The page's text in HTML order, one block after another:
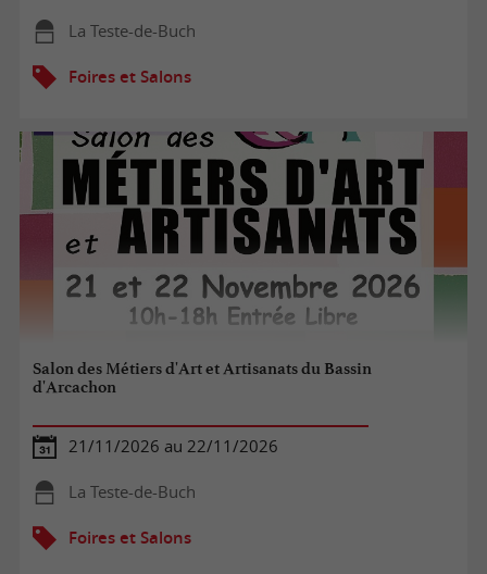
La Teste-de-Buch
Foires et Salons
Salon des Métiers d'Art et Artisanats du Bassin
d'Arcachon
21/11/2026 au 22/11/2026
La Teste-de-Buch
Foires et Salons